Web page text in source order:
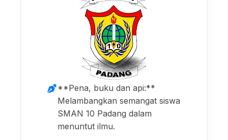
**Pena, buku dan api:**
Melambangkan semangat siswa
SMAN 10 Padang dalam
menuntut ilmu.